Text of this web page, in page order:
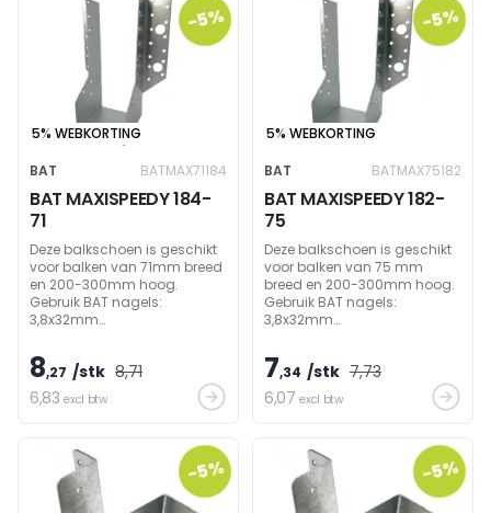
-5%
5% WEBKORTING
BAT
BATMAX71184
BAT MAXISPEEDY 184-
71
Deze balkschoen is geschikt
voor balken van 71mm breed
en 200-300mm hoog.
Gebruik BAT nagels:
3,8x32mm
(draagbalk) om
draagvermogen te bereiken.
8,27 /stk 8,71
6,83 excl btw
-5%
5% WEBKORTING
BAT
BATMAX75182
BAT MAXISPEEDY 182-
75
Deze balkschoen is geschikt
voor balken van 75 mm
breed en 200-300mm hoog.
Gebruik BAT nagels:
3,8x32mm
(draagbalk) om
draagvermogen te bereiken.
7,34 /stk 7,73
6,07 excl btw
-5% -5%